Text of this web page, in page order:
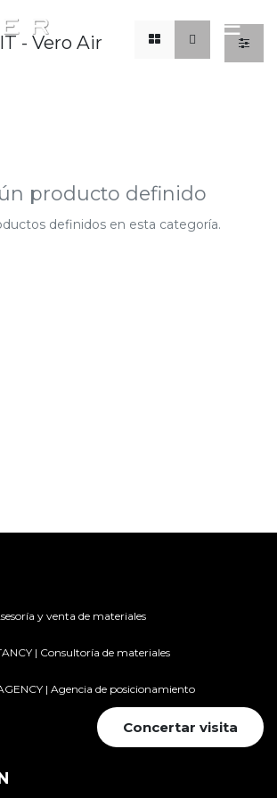
- Vero Air
producto definido
definidos en esta categoría.
y venta de materiales
| Consultoría de materiales
| Agencia de posicionamiento
Concertar visita
☰x